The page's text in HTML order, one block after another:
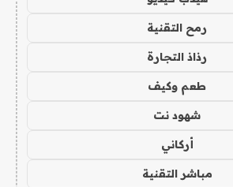
رمح التقنية
رذاذ التجارة
طعم وكيف
شهود نت
أركاني
مباشر التقنية